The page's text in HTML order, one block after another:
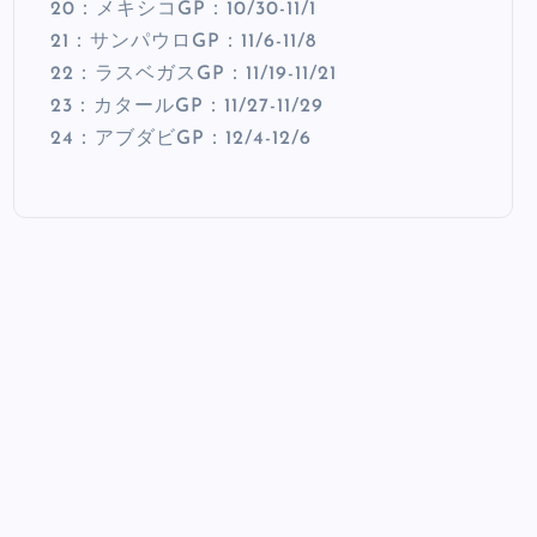
20：メキシコGP：10/30-11/1
21：サンパウロGP：11/6-11/8
22：ラスベガスGP：11/19-11/21
23：カタールGP：11/27-11/29
24：アブダビGP：12/4-12/6